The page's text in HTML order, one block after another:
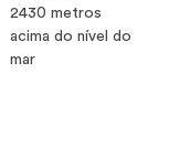
2430 metros
acima do nível do
mar